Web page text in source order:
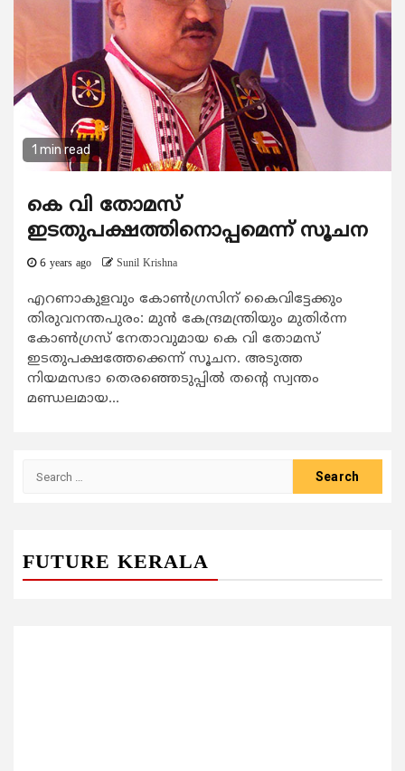
1 min read
കെ വി തോമസ്
ഇടതുപക്ഷത്തിനൊപ്പമെന്ന് സൂചന
6 years ago Sunil Krishna
എറണാകുളവും കോണ്‍ഗ്രസിന് കൈവിട്ടേക്കും
തിരുവനന്തപുരം: മുന്‍ കേന്ദ്രമന്ത്രിയും മുതിര്‍ന്ന
കോണ്‍ഗ്രസ് നേതാവുമായ കെ വി തോമസ്
ഇടതുപക്ഷത്തേക്കെന്ന് സൂചന. അടുത്ത
നിയമസഭാ തെരഞ്ഞെടുപ്പില്‍ തന്റെ സ്വന്തം
മണ്ഡലമായ...
FUTURE KERALA